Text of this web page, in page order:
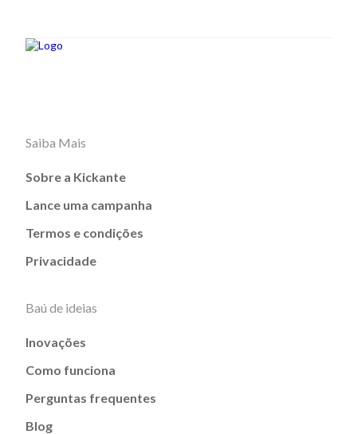
Saiba Mais
Sobre a Kickante
Lance uma campanha
Termos e condições
Privacidade
Baú de ideias
Inovações
Como funciona
Perguntas frequentes
Blog